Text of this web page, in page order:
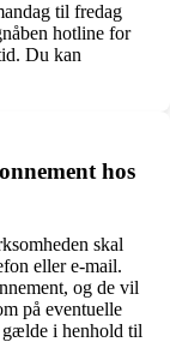
til fredag
hotline for
Du kan
hos
skal
eller e-mail.
og de vil
på eventuelle
gælde i henhold til